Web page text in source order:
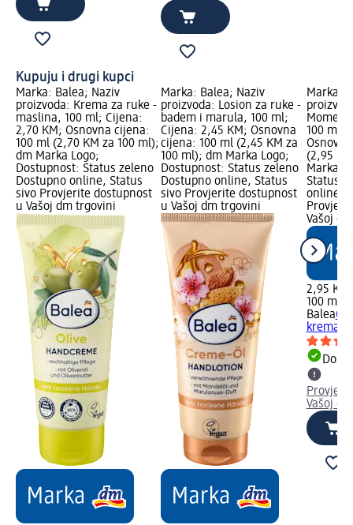
Kupuju i drugi kupci
Marka: Balea; Naziv
proizvoda: Krema za ruke -
maslina, 100 ml; Cijena:
2,70 KM; Osnovna cijena:
100 ml (2,70 KM za 100 ml);
dm Marka Logo;
Dostupnost: Status zeleno
Dostupno online, Status
sivo Provjerite dostupnost
u Vašoj dm trgovini
Marka: Balea; Naziv
proizvoda: Losion za ruke -
badem i marula, 100 ml;
Cijena: 2,45 KM; Osnovna
cijena: 100 ml (2,45 KM za
100 ml); dm Marka Logo;
Dostupnost: Status zeleno
Dostupno online, Status
sivo Provjerite dostupnost
u Vašoj dm trgovini
Marka:
100 ml;
(2,95
Marka
Status
online,
Vašoj
2,95 KM
100 ml
Balea
krema
Vašoj